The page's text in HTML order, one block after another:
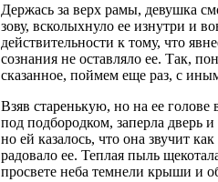
Держась за верх рамы, девушка
зову, всколыхнуло ее изнутри и
действительности к тому, что
сознания не оставляло ее. Так,
сказанное, поймем еще раз, с
Взяв старенькую, но на ее
под подбородком, заперла дверь
но ей казалось, что она звучит
радовало ее. Теплая пыль
просвете неба темнели крыши и